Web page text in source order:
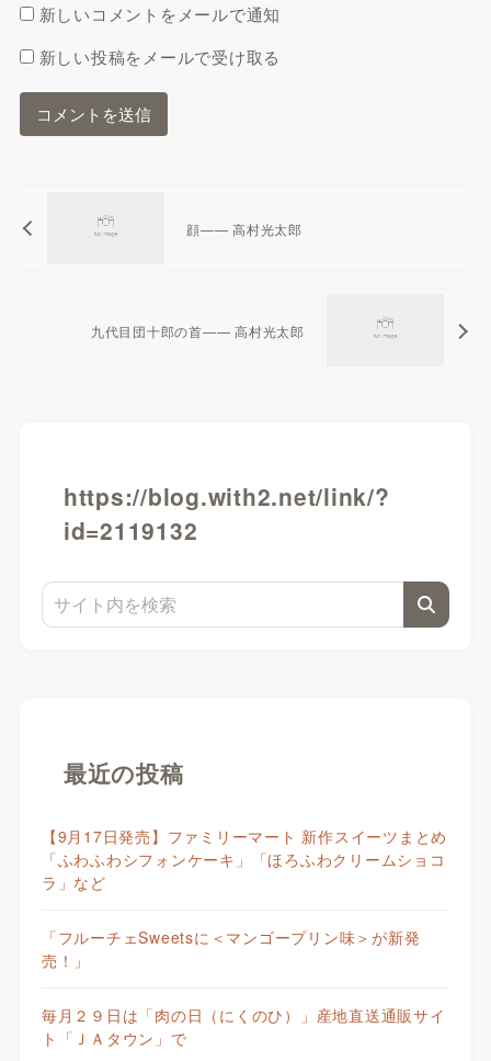
新しいコメントをメールで通知
新しい投稿をメールで受け取る
顔—— 高村光太郎
九代目団十郎の首—— 高村光太郎
https://blog.with2.net/link/?
id=2119132
最近の投稿
【9月17日発売】ファミリーマート 新作スイーツまとめ
「ふわふわシフォンケーキ」「ほろふわクリームショコ
ラ」など
「フルーチェSweetsに＜マンゴープリン味＞が新発
売！」
毎月２９日は「肉の日（にくのひ）」産地直送通販サイ
ト「ＪＡタウン」で